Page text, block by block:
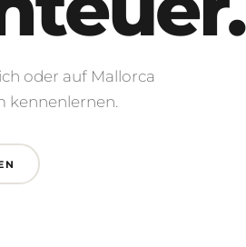
oder auf Mallorca
kennenlernen.